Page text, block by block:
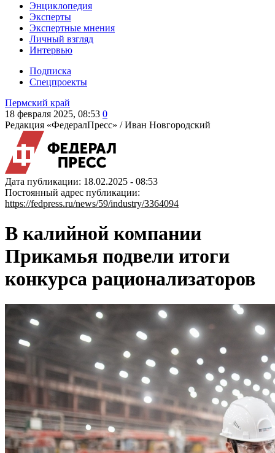
Энциклопедия
Эксперты
Экспертные мнения
Личный взгляд
Интервью
Подписка
Спецпроекты
Пермский край
18 февраля 2025, 08:53 0
Редакция «ФедералПресс» /Иван Новгородский
Дата публикации: 18.02.2025 - 08:53
Постоянный адрес публикации:
https://fedpress.ru/news/59/industry/3364094
В калийной компании
Прикамья подвели итоги
конкурса рационализаторов